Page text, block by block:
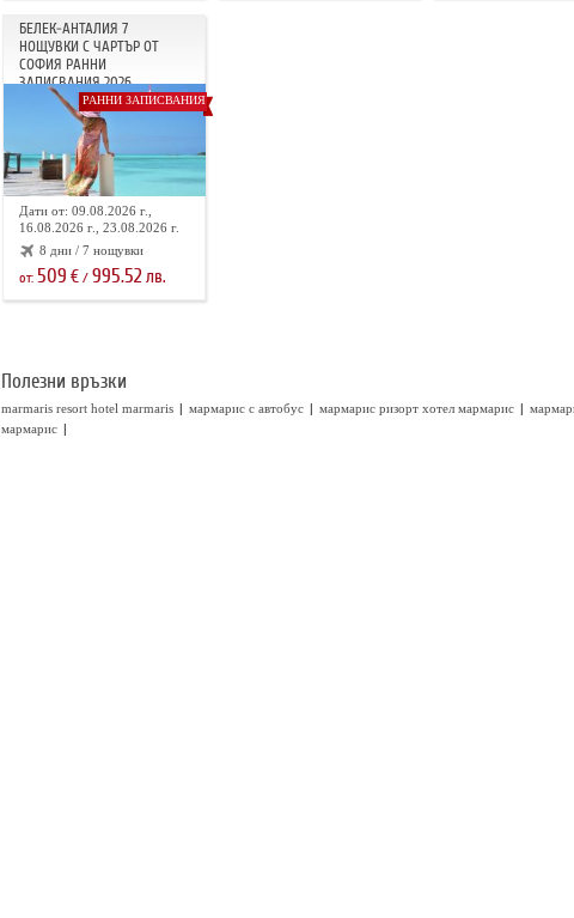
БЕЛЕК-АНТАЛИЯ 7
НОЩУВКИ С ЧАРТЪР ОТ
СОФИЯ РАННИ
ЗАПИСВАНИЯ 2026
РАННИ ЗАПИСВАНИЯ
Дати от: 09.08.2026 г.,
16.08.2026 г., 23.08.2026 г.
8 дни / 7 нощувки
от: 509 €/ 995.52лв.
Полезни връзки
marmaris resort hotel marmaris | мармарис с автобус | мармарис ризорт хотел мармарис |
мармарис |